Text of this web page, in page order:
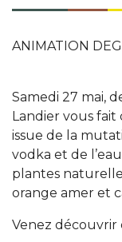
ANIMATION
Samedi 27 mai,
Landier vous
issue de la
vodka et de
plantes
orange amer et
Venez découvrir